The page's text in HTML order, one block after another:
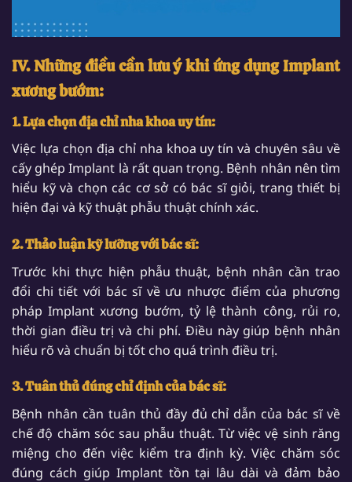
IV. Những điều cần lưu ý khi ứng dụng Implant
xương bướm:
1. Lựa chọn địa chỉ nha khoa uy tín:
Việc lựa chọn địa chỉ nha khoa uy tín và chuyên sâu về
cấy ghép Implant là rất quan trọng. Bệnh nhân nên tìm
hiểu kỹ và chọn các cơ sở có bác sĩ giỏi, trang thiết bị
hiện đại và kỹ thuật phẫu thuật chính xác.
2. Thảo luận kỹ lưỡng với bác sĩ:
Trước khi thực hiện phẫu thuật, bệnh nhân cần trao
đổi chi tiết với bác sĩ về ưu nhược điểm của phương
pháp Implant xương bướm, tỷ lệ thành công, rủi ro,
thời gian điều trị và chi phí. Điều này giúp bệnh nhân
hiểu rõ và chuẩn bị tốt cho quá trình điều trị.
3. Tuân thủ đúng chỉ định của bác sĩ:
Bệnh nhân cần tuân thủ đầy đủ chỉ dẫn của bác sĩ về
chế độ chăm sóc sau phẫu thuật. Từ việc vệ sinh răng
miệng cho đến việc kiểm tra định kỳ. Việc chăm sóc
đúng cách giúp Implant tồn tại lâu dài và đảm bảo